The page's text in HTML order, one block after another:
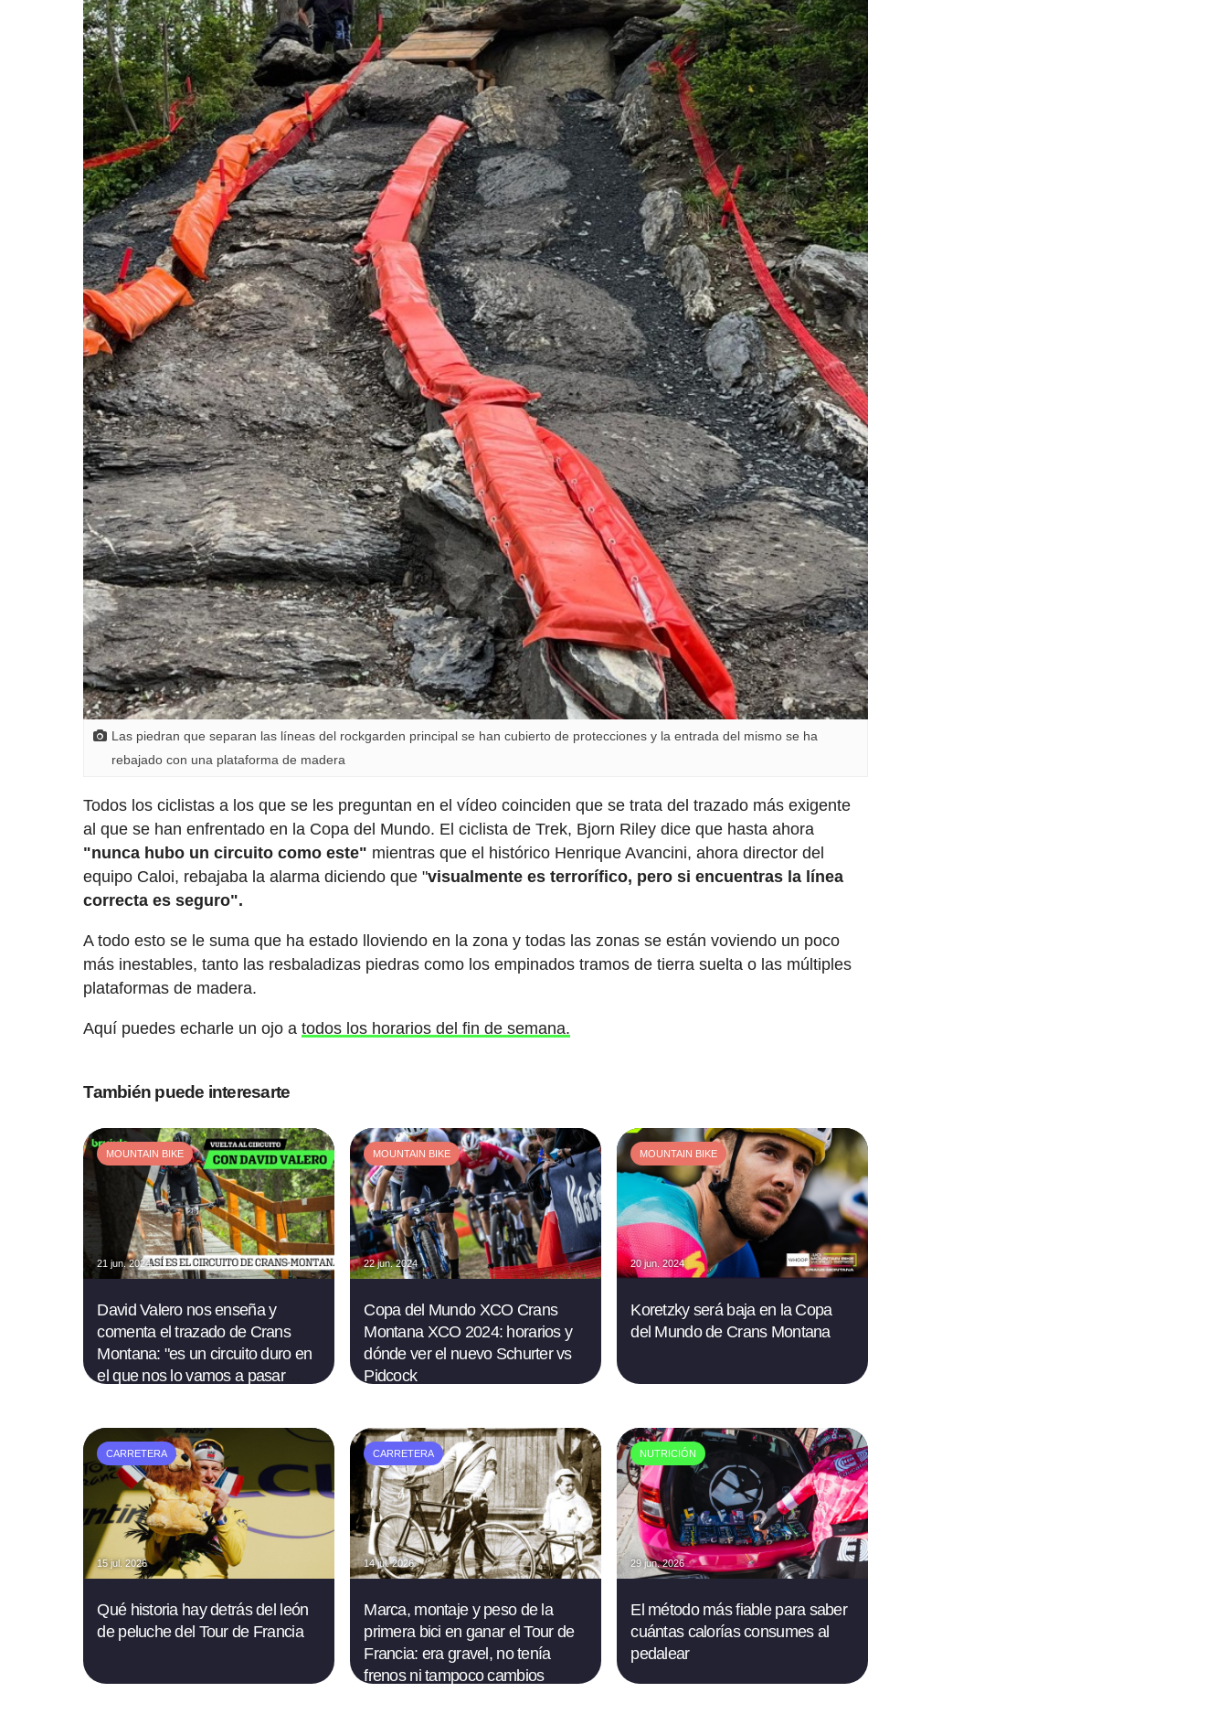
Las piedran que separan las líneas del rockgarden principal se han cubierto de protecciones y la entrada del mismo se ha
rebajado con una plataforma de madera
Todos los ciclistas a los que se les preguntan en el vídeo coinciden que se trata del trazado más exigente
al que se han enfrentado en la Copa del Mundo. El ciclista de Trek, Bjorn Riley dice que hasta ahora
"nunca hubo un circuito como este" mientras que el histórico Henrique Avancini, ahora director del
equipo Caloi, rebajaba la alarma diciendo que "visualmente es terrorífico, pero si encuentras la línea
correcta es seguro".
A todo esto se le suma que ha estado lloviendo en la zona y todas las zonas se están voviendo un poco
más inestables, tanto las resbaladizas piedras como los empinados tramos de tierra suelta o las múltiples
plataformas de madera.
Aquí puedes echarle un ojo atodos los horarios del fin de semana.
También puede interesarte
MOUNTAIN BIKE
21 jun. 2024
David Valero nos enseña y
comenta el trazado de Crans
Montana: "es un circuito duro en
el que nos lo vamos a pasar
MOUNTAIN BIKE
22 jun. 2024
Copa del Mundo XCO Crans
Montana XCO 2024: horarios y
dónde ver el nuevo Schurter vs
Pidcock
MOUNTAIN BIKE
20 jun. 2024
Koretzky será baja en la Copa
del Mundo de Crans Montana
CARRETERA
15 jul. 2026
Qué historia hay detrás del león
de peluche del Tour de Francia
CARRETERA
14 jul. 2026
Marca, montaje y peso de la
primera bici en ganar el Tour de
Francia: era gravel, no tenía
frenos ni tampoco cambios
NUTRICIÓN
29 jun. 2026
El método más fiable para saber
cuántas calorías consumes al
pedalear